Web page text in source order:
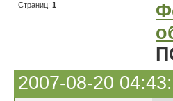
Страниц: 1
2007-08-20